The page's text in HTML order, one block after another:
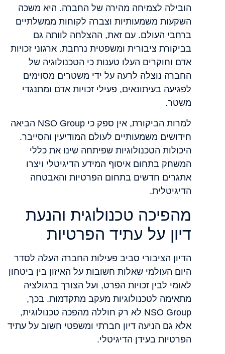
הובילה לצמיחה מהירה של החברה. היא משכה
השקעות משמעותיות וצברה לקוחות ממשלתיים
ברחבי העולם. עם זאת, ההצלחה לוותה גם
בביקורת ציבורית ומשפטית נרחבת. ארגוני זכויות
אדם וחוקרים העלו טענות כי הטכנולוגיה של
החברה נוצלה לרעה על ידי משטרים מסוימים
לפגיעה בעיתונאים, פעילי זכויות אדם ומתנגדי
משטר.
למרות הביקורת, אין ספק כי NSO Group הביאה
חידושים משמעותיים לעולם המודיעין והסייבר.
היכולות הטכנולוגיות שפיתחה שינו את כללי
המשחק בתחום איסוף המידע הדיגיטלי ויצרו
אתגרים חדשים בתחום הפרטיות והאבטחה
הדיגיטלית.
מהפיכה טכנולוגית והנעת
דיון על עתיד הפרטיות
הדיון הציבורי סביב פעילות החברה העלה לסדר
היום העולמי שאלות חשובות על האיזון בין ביטחון
לאומי לבין זכויות הפרט, ועל הצורך ברגולציה
מתאימה לטכנולוגיות מעקב מתקדמות. בכך,
NSO Group לא רק חוללה מהפכה טכנולוגית,
אלא גם הניעה דיון חברתי ומשפטי חשוב על עתיד
הפרטיות בעידן הדיגיטלי.